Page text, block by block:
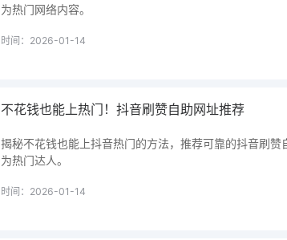
为热门网络内容。
时间：2026-01-14
不花钱也能上热门！抖音刷赞自助网址推荐
揭秘不花钱也能上抖音热门的方法，推荐可靠的抖音刷
为热门达人。
时间：2026-01-14